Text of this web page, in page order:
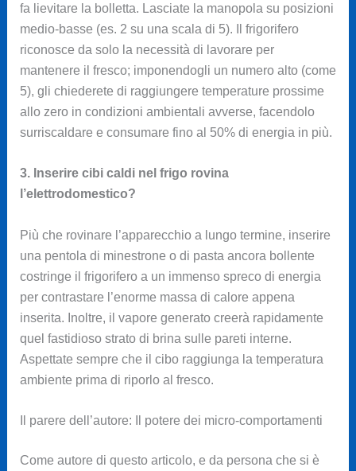
fa lievitare la bolletta. Lasciate la manopola su posizioni
medio-basse (es. 2 su una scala di 5). Il frigorifero
riconosce da solo la necessità di lavorare per
mantenere il fresco; imponendogli un numero alto (come
5), gli chiederete di raggiungere temperature prossime
allo zero in condizioni ambientali avverse, facendolo
surriscaldare e consumare fino al 50% di energia in più.
3. Inserire cibi caldi nel frigo rovina
l’elettrodomestico?
Più che rovinare l’apparecchio a lungo termine, inserire
una pentola di minestrone o di pasta ancora bollente
costringe il frigorifero a un immenso spreco di energia
per contrastare l’enorme massa di calore appena
inserita. Inoltre, il vapore generato creerà rapidamente
quel fastidioso strato di brina sulle pareti interne.
Aspettate sempre che il cibo raggiunga la temperatura
ambiente prima di riporlo al fresco.
Il parere dell’autore: Il potere dei micro-comportamenti
Come autore di questo articolo, e da persona che si è